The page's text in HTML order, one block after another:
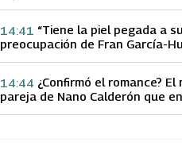
“Tiene la piel pegada a
preocupación de Fran García-
14:41
¿Confirmó el romance?
pareja de Nano Calderón que
14:44